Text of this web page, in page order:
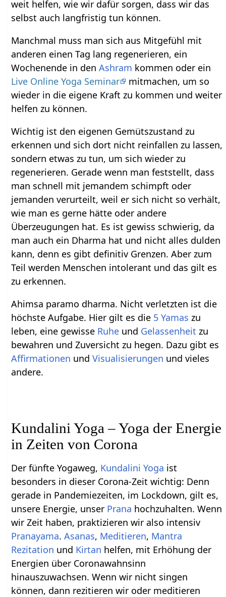
weit helfen, wie wir dafür sorgen, dass wir das
selbst auch langfristig tun können.
Manchmal muss man sich aus Mitgefühl mit
anderen einen Tag lang regenerieren, ein
Wochenende in denAshram kommen oder ein
Live Online Yoga Seminar
mitmachen, um so
wieder in die eigene Kraft zu kommen und weiter
helfen zu können.
Wichtig ist den eigenen Gemütszustand zu
erkennen und sich dort nicht reinfallen zu lassen,
sondern etwas zu tun, um sich wieder zu
regenerieren. Gerade wenn man feststellt, dass
man schnell mit jemandem schimpft oder
jemanden verurteilt, weil er sich nicht so verhält,
wie man es gerne hätte oder andere
Überzeugungen hat. Es ist gewiss schwierig, da
man auch ein Dharma hat und nicht alles dulden
kann, denn es gibt definitiv Grenzen. Aber zum
Teil werden Menschen intolerant und das gilt es
zu erkennen.
Ahimsa paramo dharma. Nicht verletzten ist die
höchste Aufgabe. Hier gilt es die 5 Yamas zu
leben, eine gewisse Ruhe und Gelassenheit zu
bewahren und Zuversicht zu hegen. Dazu gibt es
Affirmationen undVisualisierungen und vieles
andere.
Kundalini Yoga – Yoga der Energie
in Zeiten von Corona
Der fünfte Yogaweg, Kundalini Yoga ist
besonders in dieser Corona-Zeit wichtig: Denn
gerade in Pandemiezeiten, im Lockdown, gilt es,
unsere Energie, unser Prana hochzuhalten. Wenn
wir Zeit haben, praktizieren wir also intensiv
Pranayama.Asanas, Meditieren, Mantra
Rezitation und Kirtan helfen, mit Erhöhung der
Energien über Coronawahnsinn
hinauszuwachsen. Wenn wir nicht singen
können, dann rezitieren wir oder meditieren